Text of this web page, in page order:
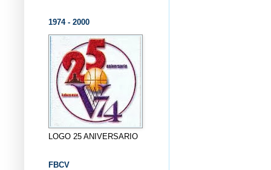
1974 - 2000
LOGO 25 ANIVERSARIO
FBCV